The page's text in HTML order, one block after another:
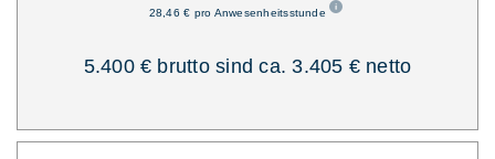
28,46 € pro Anwesenheitsstunde
5.400 € brutto sind ca. 3.405 € netto